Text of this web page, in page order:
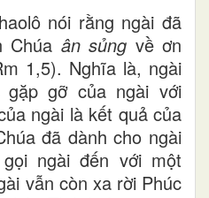
nói rằng ngài đã
Chúa ân sủng về ơn
1,5). Nghĩa là, ngài
gỡ của ngài với
ngài là kết quả của
đã dành cho ngài
ngài đến với một
vẫn còn xa rời Phúc